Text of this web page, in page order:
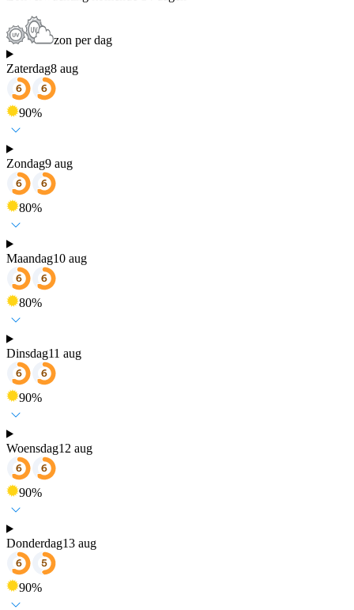
zon per dag
Zaterdag8 aug
90%
Zondag9 aug
80%
Maandag10 aug
80%
Dinsdag11 aug
90%
Woensdag12 aug
90%
Donderdag13 aug
90%